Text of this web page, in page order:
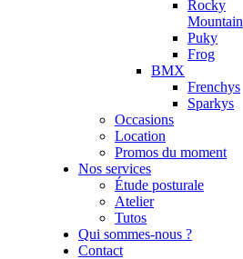
Rocky
Mountain
Puky
Frog
BMX
Frenchys
Sparkys
Occasions
Location
Promos du moment
Nos services
Étude posturale
Atelier
Tutos
Qui sommes-nous ?
Contact